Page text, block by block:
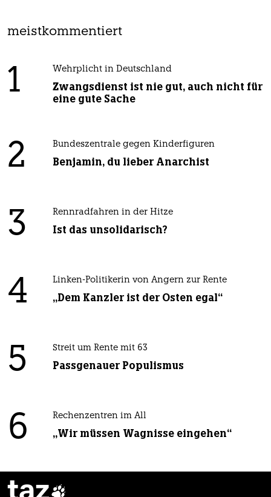
meistkommentiert
1 Wehrplicht in Deutschland
Zwangsdienst ist nie gut, auch nicht für
eine gute Sache
2 Bundeszentrale gegen Kinderfiguren
Benjamin, du lieber Anarchist
3 Rennradfahren in der Hitze
Ist das unsolidarisch?
4 Linken-Politikerin von Angern zur Rente
„Dem Kanzler ist der Osten egal“
5 Streit um Rente mit 63
Passgenauer Populismus
6 Rechenzentren im All
„Wir müssen Wagnisse eingehen“
